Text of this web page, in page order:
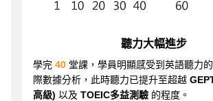
聽力大幅進步
學完 40 堂課，學員明顯感受到英語聽力
際數據分析，此時聽力已提升至超越
高級) 以及 TOEIC多益測驗 的程度。